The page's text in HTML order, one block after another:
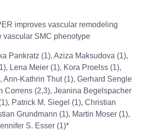
improves vascular remodeling
vascular SMC phenotype
Pankratz (1), Aziza Maksudova (1),
Lena Meier (1), Kora Proelss (1),
Ann-Kathrin Thut (1), Gerhard Sengle
Correns (2,3), Jeanina Begelspacher
Patrick M. Siegel (1), Christian
Grundmann (1), Martin Moser (1),
S. Esser (1)*